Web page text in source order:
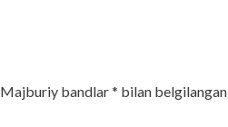
Majburiy bandlar* bilan belgilangan